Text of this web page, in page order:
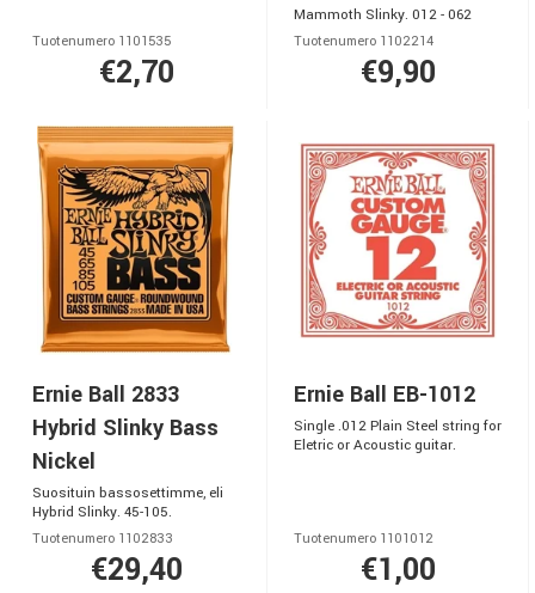
Tuotenumero 1101535
€2,70
Mammoth Slinky. 012 - 062
Tuotenumero 1102214
€9,90
Ernie Ball 2833
Hybrid Slinky Bass
Nickel
Suosituin bassosettimme, eli
Hybrid Slinky. 45-105.
Tuotenumero 1102833
€29,40
Ernie Ball EB-1012
Single .012 Plain Steel string for
Eletric or Acoustic guitar.
Tuotenumero 1101012
€1,00